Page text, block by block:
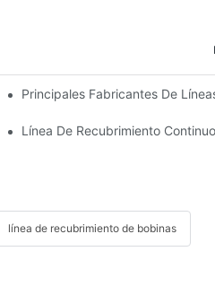
Qué Ofrecen Los
Principales Fabricantes De
Modernas De Procesamiento De
Línea De Recubrimiento
línea de recubrimiento de bobinas